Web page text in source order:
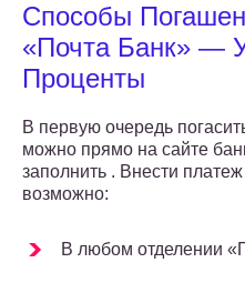
Способы
«Почта Банк» —
Проценты
В первую очередь
можно прямо на сайте
заполнить . Внести
возможно:
В любом отделении